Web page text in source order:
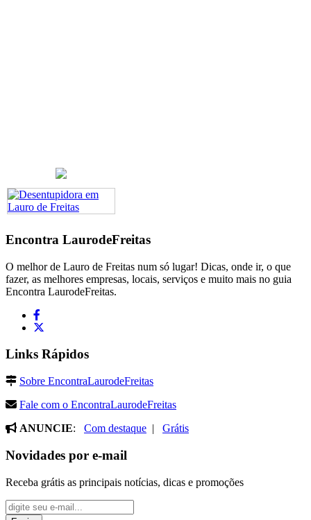
Encontra LaurodeFreitas
O melhor de Lauro de Freitas num só lugar! Dicas, onde ir, o que
fazer, as melhores empresas, locais, serviços e muito mais no guia
Encontra LaurodeFreitas.
Links Rápidos
Sobre EncontraLaurodeFreitas
Fale com o EncontraLaurodeFreitas
ANUNCIE: Com destaque | Grátis
Novidades por e-mail
Receba grátis as principais notícias, dicas e promoções